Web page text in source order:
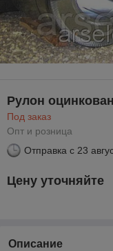
Рулон
Под заказ
Опт и розница
Отправка с 23
Цену уточняйте
Описание